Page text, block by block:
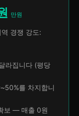
만원
경쟁 강도:
라집니다 (평당
를 차지합니
보 — 매출 0원